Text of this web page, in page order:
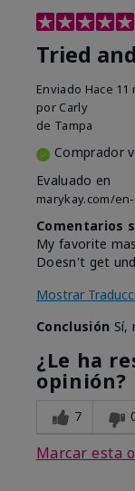
Tried
Enviado Hace 11
por Carly
de Tampa
Comprador
Evaluado en
marykay.com/
Comentarios
My favorite
Doesn't get
Mostrar
Conclusión Sí,
¿Le ha
opinión?
7
Marcar esta